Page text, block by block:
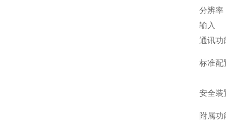
分辨率
输入
通讯功
标准配
安全装
附属功